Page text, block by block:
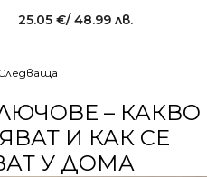
25.05 €/ 48.99 лв.
– КАКВО
И КАК СЕ
У ДОМА